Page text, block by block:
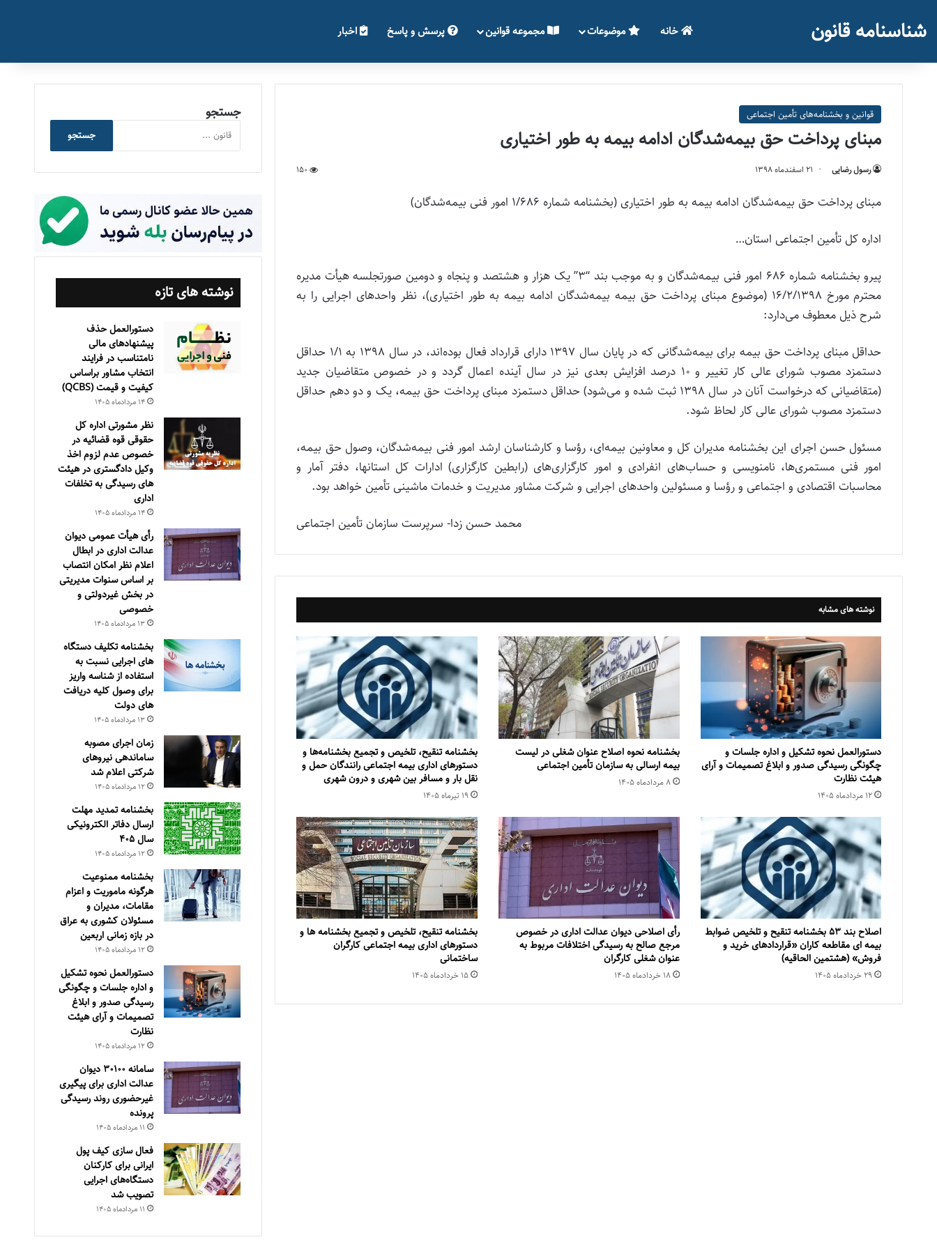
شناسنامه قانون خانه موضوعات مجموعه قوانین پرسش و پاسخ اخبار
قوانین و بخشنامه‌های تأمین اجتماعی
مبنای پرداخت حق بیمه‌شدگان ادامه بیمه به طور اختیاری
رسول رضایی ۲۱ اسفند‌ماه ۱۳۹۸ 150
مبنای پرداخت حق بیمه‌شدگان ادامه بیمه به طور اختیاری (بخشنامه شماره 1/686 امور فنی بیمه‌شدگان)
اداره کل تأمین اجتماعی استان…
پیرو بخشنامه شماره 686 امور فنی بیمه‌شدگان و به موجب بند “3” یک هزار و هشتصد و پنجاه و دومین صورتجلسه هیأت مدیره
محترم مورخ 16/2/1398 (موضوع مبنای پرداخت حق بیمه بیمه‌شدگان ادامه بیمه به طور اختیاری)، نظر واحدهای اجرایی را به
شرح ذیل معطوف می‌دارد:
حداقل مبنای پرداخت حق بیمه برای بیمه‌شدگانی که در پایان سال 1397 دارای قرارداد فعال بوده‌اند، در سال 1398 به 1/1 حداقل
دستمزد مصوب شورای عالی کار تغییر و 10 درصد افزایش بعدی نیز در سال آینده اعمال گردد و در خصوص متقاضیان جدید
(متقاضیانی که درخواست آنان در سال 1398 ثبت شده و می‌شود) حداقل دستمزد مبنای پرداخت حق بیمه، یک و دو دهم حداقل
دستمزد مصوب شورای عالی کار لحاظ شود.
مسئول حسن اجرای این بخشنامه مدیران کل و معاونین بیمه‌ای، رؤسا و کارشناسان ارشد امور فنی بیمه‌شدگان، وصول حق بیمه،
امور فنی مستمری‌ها، نامنویسی و حساب‌های انفرادی و امور کارگزاری‌های (رابطین کارگزاری) ادارات کل استانها، دفتر آمار و
محاسبات اقتصادی و اجتماعی و رؤسا و مسئولین واحدهای اجرایی و شرکت مشاور مدیریت و خدمات ماشینی تأمین خواهد بود.
محمد حسن زدا- سرپرست سازمان تأمین اجتماعی
نوشته های مشابه
دستورالعمل نحوه تشکیل و اداره جلسات و
چگونگی رسیدگی صدور و ‏ابلاغ تصمیمات و‎ ‎آرای
هیئت نظارت
۱۲ مرداد‌ماه ۱۴۰۵
بخشنامه نحوه اصلاح عنوان شغلی در لیست
بیمه ارسالی به سازمان تأمین اجتماعی
۸ مرداد‌ماه ۱۴۰۵
بخشنامه تنقیح، تلخیص و تجمیع بخشنامه‌‌ها و
دستورهای اداری بیمه اجتماعی رانندگان حمل و
نقل بار و مسافر بین شهری و درون شهری
۱۹ تیر‌ماه ۱۴۰۵
اصلاح بند ۵۳ بخشنامه تنقیح و تلخیص ضوابط
بیمه ای مقاطعه کاران «قراردادهای خرید و
فروش» (هشتمین الحاقیه)
۲۹ خرداد‌ماه ۱۴۰۵
رأی اصلاحی دیوان عدالت اداری در خصوص
مرجع صالح به رسیدگی اختلافات مربوط به
عنوان شغلی کارگران
۱۸ خرداد‌ماه ۱۴۰۵
بخشنامه تنقیح، تلخیص و تجمیع بخشنامه ها و
دستورهای اداری بیمه اجتماعی کارگران
ساختمانی
۱۵ خرداد‌ماه ۱۴۰۵
جستجو
جستجو
نوشته های تازه
دستورالعمل حذف
پيشنهادهای مالی
نامتناسب در فرايند
انتخاب مشاور براساس
كيفيت و قيمت (QCBS)
۱۴ مرداد‌ماه ۱۴۰۵
نظر مشورتی اداره کل
حقوقی قوه قضائیه در
خصوص عدم لزوم اخذ
وکیل دادگستری در هیئت
های رسیدگی به تخلفات
اداری
۱۴ مرداد‌ماه ۱۴۰۵
رأی هیأت عمومی دیوان
عدالت اداری در ابطال
اعلام نظر امکان انتصاب
بر اساس سنوات مدیریتی
در بخش غیردولتی و
خصوصی
۱۳ مرداد‌ماه ۱۴۰۵
بخشنامه تکلیف دستگاه
های اجرایی نسبت به
استفاده از شناسه واریز
برای وصول کلیه دریافت
های دولت
۱۳ مرداد‌ماه ۱۴۰۵
زمان اجرای مصوبه
ساماندهی نیروهای
شرکتی اعلام شد
۱۲ مرداد‌ماه ۱۴۰۵
بخشنامه تمدید مهلت
ارسال دفاتر الکترونیکی
سال ۴۰۵
۱۲ مرداد‌ماه ۱۴۰۵
بخشنامه ممنوعیت
هرگونه ماموریت و اعزام
مقامات، مدیران و
مسئولان کشوری به عراق
در بازه زمانی اربعین
۱۲ مرداد‌ماه ۱۴۰۵
دستورالعمل نحوه تشکیل
و اداره جلسات و چگونگی
رسیدگی صدور و ‏ابلاغ
تصمیمات و‎ ‎آرای هیئت
نظارت
۱۲ مرداد‌ماه ۱۴۰۵
سامانه ۳۰۱۰۰ دیوان
عدالت اداری برای پیگیری
غیرحضوری روند رسیدگی
پرونده
۱۱ مرداد‌ماه ۱۴۰۵
فعال سازی کیف پول
ایرانی برای کارکنان
دستگاه‌های اجرایی
تصویب شد
۱۱ مرداد‌ماه ۱۴۰۵